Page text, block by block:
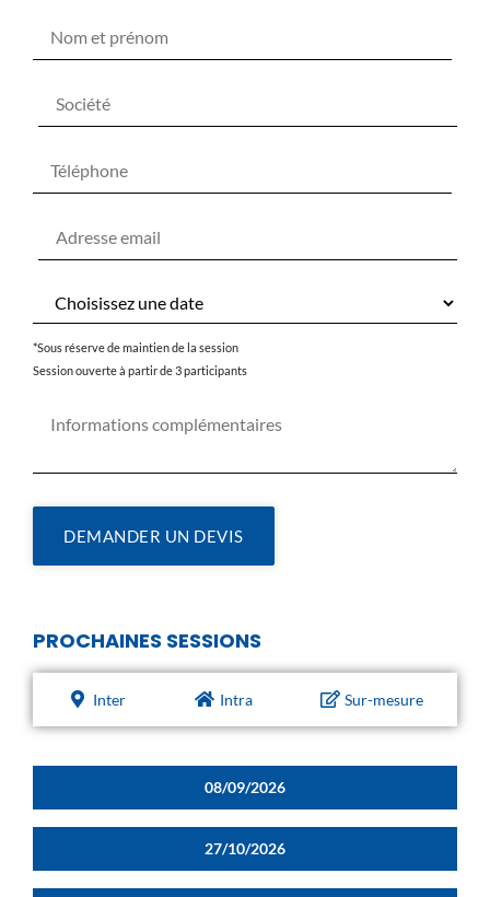
*Sous réserve de maintien de la session
Session ouverte à partir de 3 participants
DEMANDER UN DEVIS
PROCHAINES SESSIONS
Inter Intra Sur-mesure
08/09/2026
27/10/2026